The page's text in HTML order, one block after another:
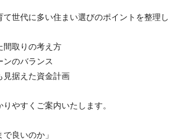
て世代に多い住まい選びのポイントを整理し
間取りの考え方
ンのバランス
見据えた資金計画
やすくご案内いたします。
で良いのか」